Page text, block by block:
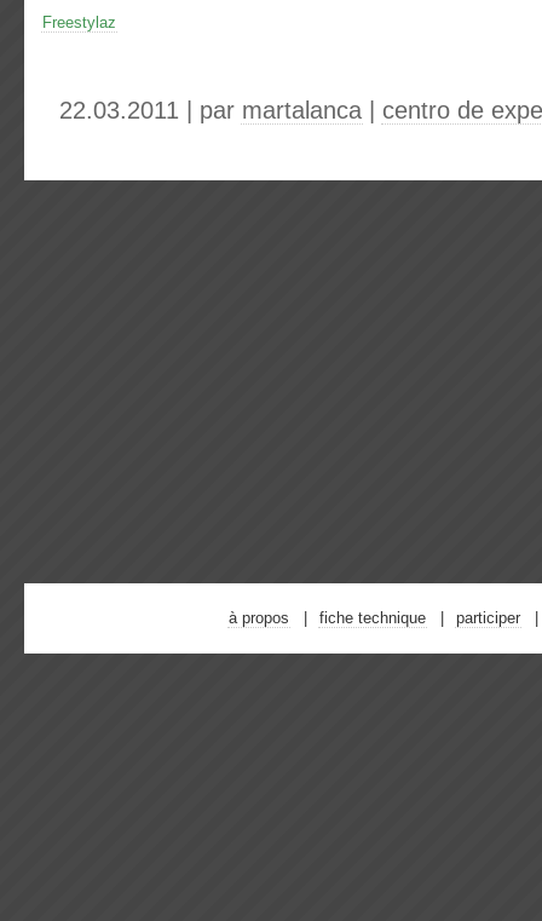
Freestylaz
22.03.2011 | par martalanca centro de
à propos fiche technique participer